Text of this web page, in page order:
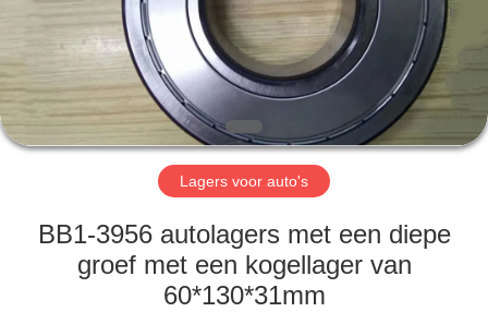
OVER
ONS
FABRIEKSREIS
KWALITEITSCONTROLE
CONTACTEER
Lagers voor auto's
BB1-3956 autolagers met een diepe
groef met een kogellager van
60*130*31mm